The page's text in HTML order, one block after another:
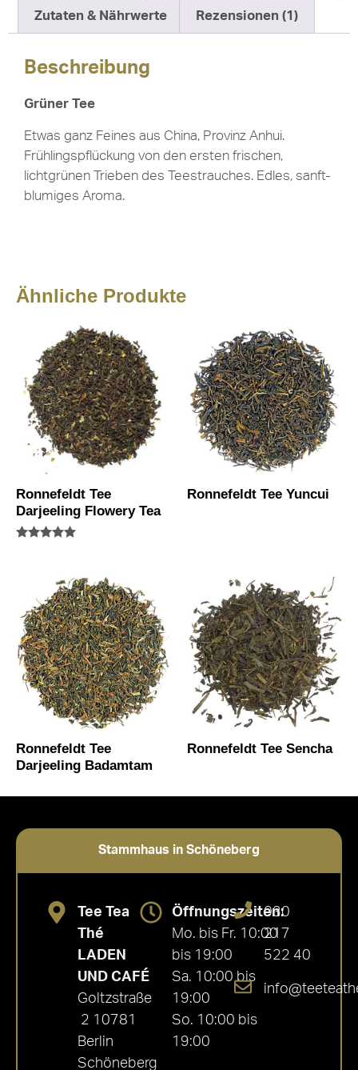
Zutaten & Nährwerte Rezensionen (1)
Beschreibung
Grüner Tee
Etwas ganz Feines aus China, Provinz Anhui.
Frühlingspflückung von den ersten frischen,
lichtgrünen Trieben des Teestrauches. Edles, sanft-
blumiges Aroma.
Ähnliche Produkte
Ronnefeldt Tee
Darjeeling Flowery Tea
Ronnefeldt Tee Yuncui
Ronnefeldt Tee
Darjeeling Badamtam
Ronnefeldt Tee Sencha
Stammhaus in Schöneberg
Tee Tea
Thé
LADEN
UND CAFÉ
Goltzstraße
2 10781
Berlin
Schöneberg
Öffnungszeiten:
Mo. bis Fr. 10:00
bis 19:00
Sa. 10:00 bis
19:00
So. 10:00 bis
19:00
030
217
522 40